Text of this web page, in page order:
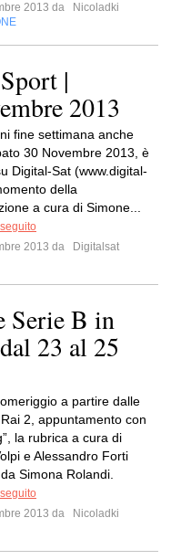
2013 da
Nicoladki
|
2013
fine settimana anche
30 Novembre 2013, è
Digital-Sat (www.digital-
della
a cura di Simone...
2013 da
Digitalsat
Serie B in
23 al 25
a partire dalle
2, appuntamento con
la rubrica a cura di
e Alessandro Forti
Simona Rolandi.
2013 da
Nicoladki